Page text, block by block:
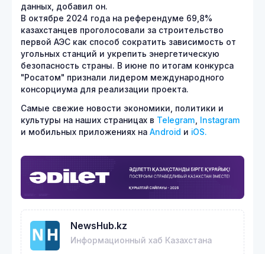
данных, добавил он.
В октябре 2024 года на референдуме 69,8%
казахстанцев проголосовали за строительство
первой АЭС как способ сократить зависимость от
угольных станций и укрепить энергетическую
безопасность страны. В июне по итогам конкурса
"Росатом" признали лидером международного
консорциума для реализации проекта.
Самые свежие новости экономики, политики и
культуры на наших страницах в Telegram
Instagram
и мобильных приложениях на Android и iOS.
NewsHub.kz
Информационный хаб Казахстана